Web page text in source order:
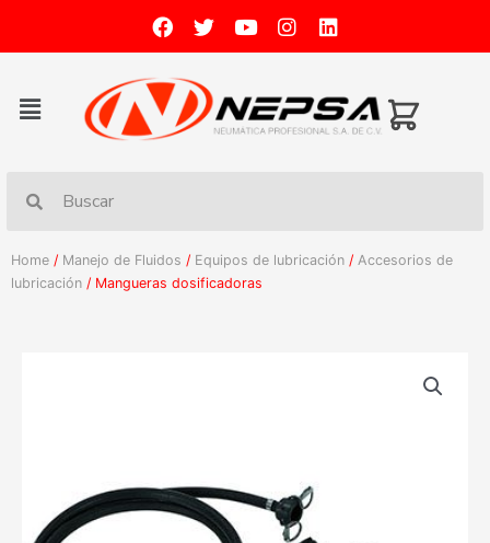
Home / Manejo de Fluidos / Equipos de lubricación / Accesorios de
lubricación / Mangueras dosificadoras